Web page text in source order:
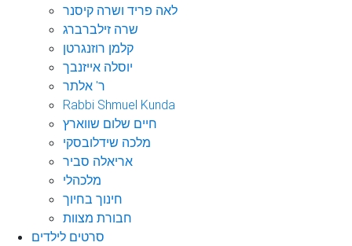
לאה פריד ושרה קיסנר
שרה זילברברג
קלמן רוזנגרטן
יוסלה אייזנבך
ר' אלתר
Rabbi Shmuel Kunda
חיים שלום שווארץ
מלכה שידלובסקי
אריאלה סביר
מלכהלי
חינוך בחיוך
חבורת מצוות
סרטים לילדים